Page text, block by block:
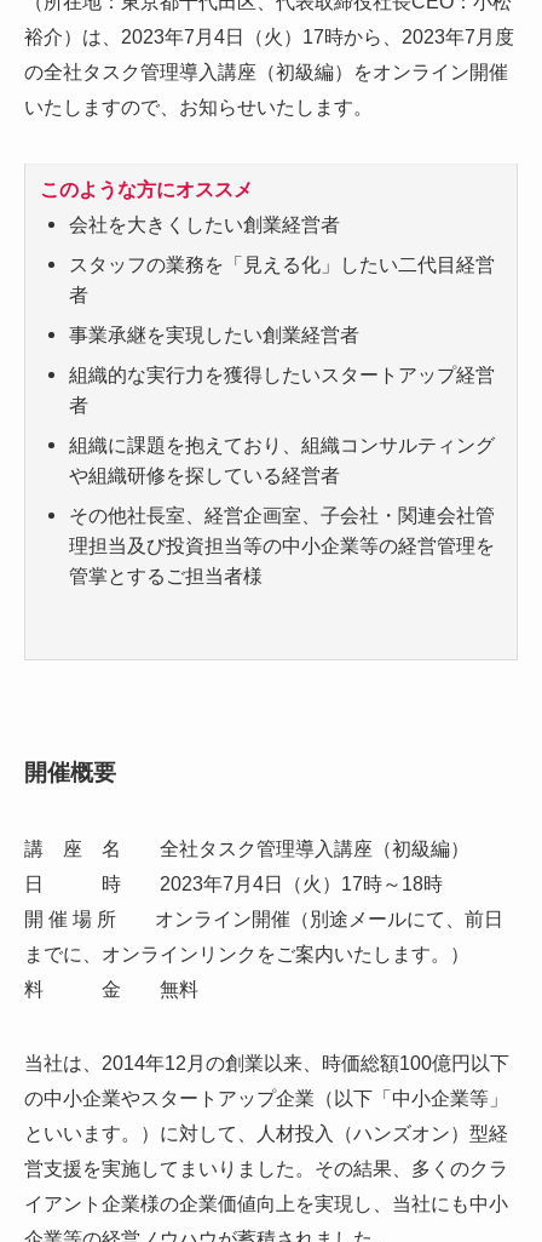
裕介）は、2023年7月4日（火）17時から、2023年7月度
の全社タスク管理導入講座（初級編）をオンライン開催
いたしますので、お知らせいたします。
このような方にオススメ
会社を大きくしたい創業経営者
スタッフの業務を「見える化」したい二代目経営
者
事業承継を実現したい創業経営者
組織的な実行力を獲得したいスタートアップ経営
者
組織に課題を抱えており、組織コンサルティング
や組織研修を探している経営者
その他社長室、経営企画室、子会社・関連会社管
理担当及び投資担当等の中小企業等の経営管理を
管掌とするご担当者様
開催概要
講 座 名 全社タスク管理導入講座（初級編）
日 時 2023年7月4日（火）17時～18時
開 催 場 所 オンライン開催（別途メールにて、前日
までに、オンラインリンクをご案内いたします。）
料 金 無料
当社は、2014年12月の創業以来、時価総額100億円以下
の中小企業やスタートアップ企業（以下「中小企業等」
といいます。）に対して、人材投入（ハンズオン）型経
営支援を実施してまいりました。その結果、多くのクラ
イアント企業様の企業価値向上を実現し、当社にも中小